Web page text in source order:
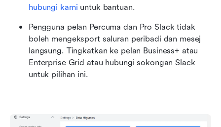
hubungi kami untuk bantuan.
Pengguna pelan Percuma dan Pro Slack tidak
boleh mengeksport saluran peribadi dan mesej
langsung. Tingkatkan ke pelan Business+ atau
Enterprise Grid atau hubungi sokongan Slack
untuk pilihan ini.